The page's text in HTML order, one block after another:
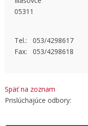
05311
Tel.: 053/4298617
Fax: 053/4298618
Späť na zoznam
Prislúchajúce odbory: